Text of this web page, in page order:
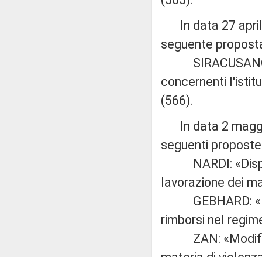
In data 27
seguente
concernenti
(566).
In data 2
seguenti
NARDI:
lavorazione dei
GEBHARD:
rimborsi nel
ZAN: